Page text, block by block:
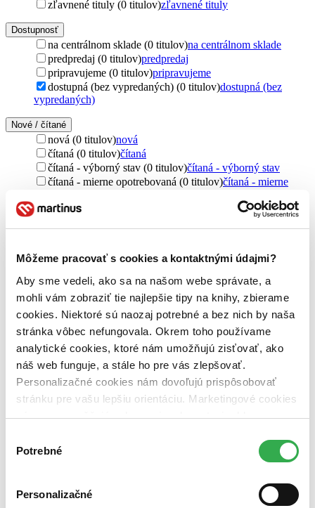
Môžeme pracovať s cookies a kontaktnými údajmi?
Aby sme vedeli, ako sa na našom webe správate, a
mohli vám zobraziť tie najlepšie tipy na knihy, zbierame
cookies. Niektoré sú naozaj potrebné a bez nich by naša
stránka vôbec nefungovala. Okrem toho používame
analytické cookies, ktoré nám umožňujú zisťovať, ako
náš web funguje, a stále ho pre vás zlepšovať.
Personalizačné cookies nám dovoľujú prispôsobovať
stránku pre vašu lepšiu orientáciu. Marketingové cookies
nám zas umožňujú zobrazenie relevantnej reklamy.
nám pomohlo, keby sme mohli používať všetky tieto
súhlasu
Potrebné
Personalizačné
zľavnené tituly (0 titulov)zľavnené tituly
Dostupnosť
na centrálnom sklade (0 titulov)na centrálnom sklade
predpredaj (0 titulov)predpredaj
pripravujeme (0 titulov)pripravujeme
dostupná (bez vypredaných) (0 titulov)dostupná (bez
vypredaných)
Nové / čítané
nová (0 titulov)nová
čítaná (0 titulov)čítaná
čítaná - výborný stav (0 titulov)čítaná - výborný stav
čítaná - mierne opotrebovaná (0 titulov)čítaná - mierne
čítané verzie vypredaných kníh (0 titulov)
čítané verzie
čeština (1 titul)čeština1
Téma
vytváranie (1 titul) vytváranie 1
Vydavateľstvo
Mgr. Pavel Kotrla (1 titul) Mgr. Pavel Kotrla
Väzba
pevná väzba (1 titul)pevná väzba1
Zúžiť výber